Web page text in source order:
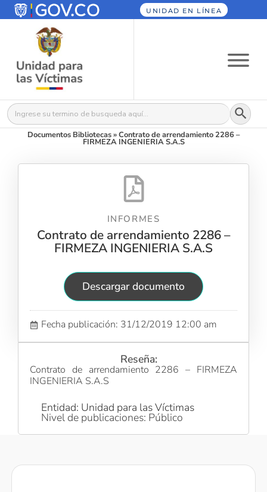
UNIDAD EN LÍNEA
Buscar: Botón
Documentos Bibliotecas»Contrato de arrendamiento 2286 –
FIRMEZA INGENIERIA S.A.S
INFORMES
Contrato de arrendamiento 2286 –
FIRMEZA INGENIERIA S.A.S
Descargar documento
Fecha publicación: 31/12/2019 12:00 am
Reseña:
Contrato de arrendamiento 2286 – FIRMEZA
INGENIERIA S.A.S
Entidad: Unidad para las Víctimas
Nivel de publicaciones: Público